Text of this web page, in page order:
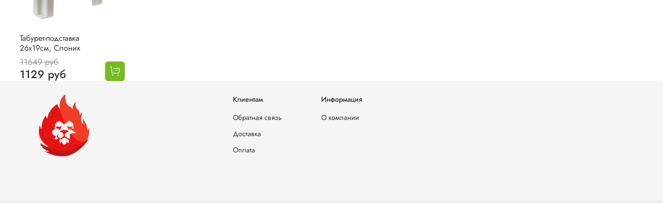
Табурет-подставка
26х19см, Слоник
11649 руб
1129 руб
Клиентам
Обратная связь
Доставка
Оплата
Информация
О компании